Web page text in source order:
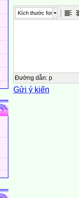
Nêu cách con
sử dụng sản
di chuyển
Kích thước font
Đường dẫn: p
Gửi ý kiến